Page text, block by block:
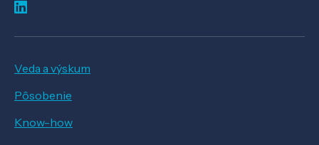
Veda a výskum
Pôsobenie
Know-how